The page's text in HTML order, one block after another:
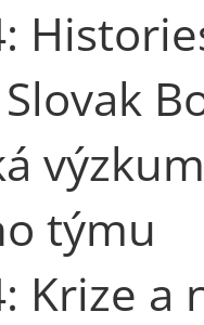
týmu
Krize